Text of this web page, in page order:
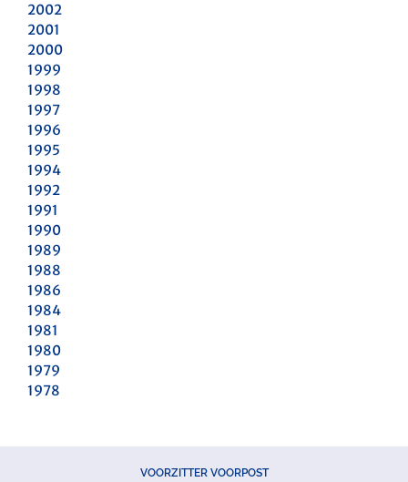
2002
2001
2000
1999
1998
1997
1996
1995
1994
1992
1991
1990
1989
1988
1986
1984
1981
1980
1979
1978
VOORZITTER VOORPOST